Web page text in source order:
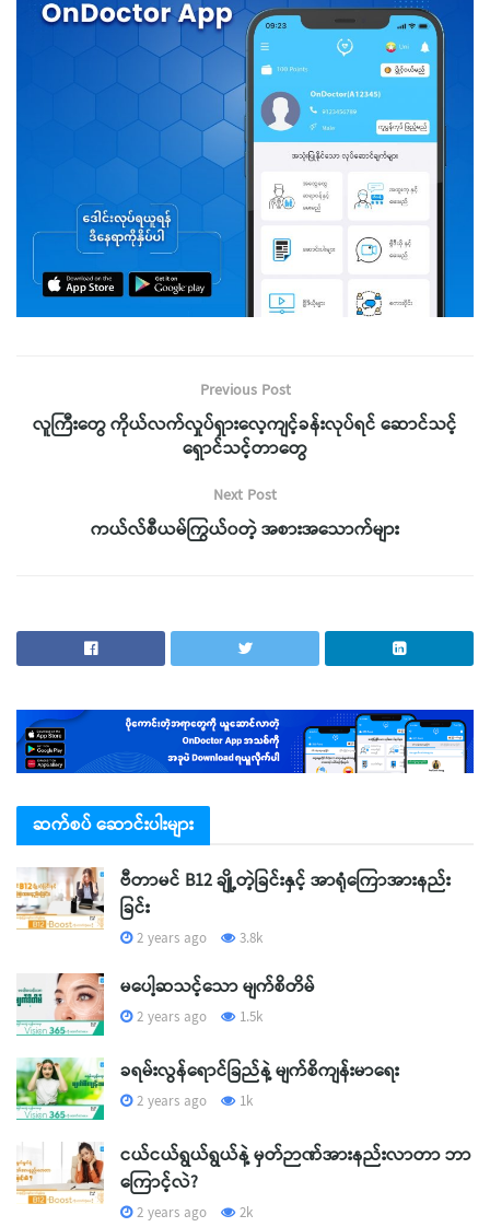
Previous Post
လူကြီးတွေ ကိုယ်လက်လှုပ်ရှားလေ့ကျင့်ခန်းလုပ်ရင် ဆောင်သင့်
ရှောင်သင့်တာတွေ
Next Post
ကယ်လ်စီယမ်ကြွယ်၀တဲ့ အစားအသောက်များ
ဆက်စပ် ဆောင်းပါးများ
ဗီတာမင် B12 ချို့တဲ့ခြင်းနှင့် အာရုံကြောအားနည်း
ခြင်း
2 years ago 3.8k
မပေါ့ဆသင့်သော မျက်စိတိမ်
2 years ago 1.5k
ခရမ်းလွန်ရောင်ခြည်နဲ့ မျက်စိကျန်းမာရေး
2 years ago 1k
ငယ်ငယ်ရွယ်ရွယ်နဲ့ မှတ်ဉာဏ်အားနည်းလာတာ ဘာ
ကြောင့်လဲ?
2 years ago 2k